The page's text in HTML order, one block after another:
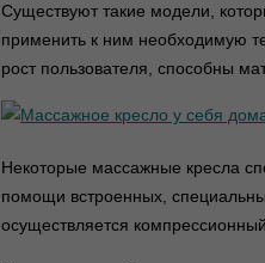
Существуют такие модели,
применить к ним необходимую
рост пользователя, способны
Некоторые массажные кресла
помощи встроенных,
осуществляется